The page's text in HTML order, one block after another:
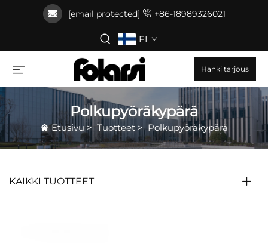
[email protected] +86-18989326021
FI
Hanki tarjous
Polkupyöräkypärä
Etusivu> Tuotteet > Polkupyöräkypärä
KAIKKI TUOTTEET